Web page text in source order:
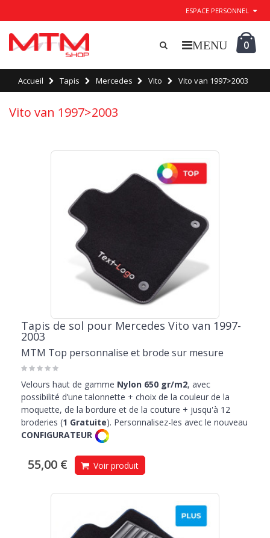
ESPACE PERSONNEL
0
Accueil Tapis Mercedes Vito Vito van 1997>2003
Vito van 1997>2003
Tapis de sol pour Mercedes Vito van 1997-
2003
MTM Top personnalise et brode sur mesure
Velours haut de gamme Nylon 650 gr/m2, avec
possibilité d’une talonnette + choix de la couleur de la
moquette, de la bordure et de la couture + jusqu'à 12
broderies (1 Gratuite). Personnalisez-les avec le nouveau
CONFIGURATEUR
55,00 € Voir produit